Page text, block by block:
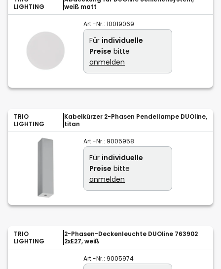
LIGHTING
weiß matt
Art.-Nr.: 10019069
Für individuelle
Preise bitte
anmelden
TRIO
LIGHTING
Kabelkürzer 2-Phasen Pendellampe DUOline,
titan
Art.-Nr.: 9005958
Für individuelle
Preise bitte
anmelden
TRIO
LIGHTING
2-Phasen-Deckenleuchte DUOline 763902
2xE27, weiß
Art.-Nr.: 9005974